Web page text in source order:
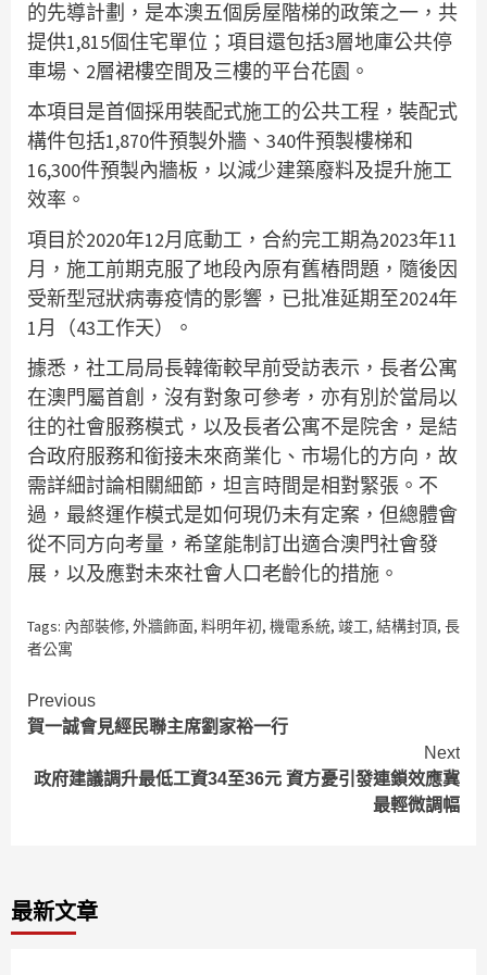
的先導計劃，是本澳五個房屋階梯的政策之一，共
提供1,815個住宅單位；項目還包括3層地庫公共停
車場、2層裙樓空間及三樓的平台花園。
本項目是首個採用裝配式施工的公共工程，裝配式
構件包括1,870件預製外牆、340件預製樓梯和
16,300件預製內牆板，以減少建築廢料及提升施工
效率。
項目於2020年12月底動工，合約完工期為2023年11
月，施工前期克服了地段內原有舊樁問題，隨後因
受新型冠狀病毒疫情的影響，已批准延期至2024年
1月（43工作天）。
據悉，社工局局長韓衛較早前受訪表示，長者公寓
在澳門屬首創，沒有對象可參考，亦有別於當局以
往的社會服務模式，以及長者公寓不是院舍，是結
合政府服務和銜接未來商業化、市場化的方向，故
需詳細討論相關細節，坦言時間是相對緊張。不
過，最終運作模式是如何現仍未有定案，但總體會
從不同方向考量，希望能制訂出適合澳門社會發
展，以及應對未來社會人口老齡化的措施。
Tags: 內部裝修, 外牆飾面, 料明年初, 機電系統, 竣工, 結構封頂, 長
者公寓
Continue
Reading
Previous
賀一誠會見經民聯主席劉家裕一行
Next
政府建議調升最低工資34至36元 資方憂引發連鎖效應冀
最輕微調幅
最新文章